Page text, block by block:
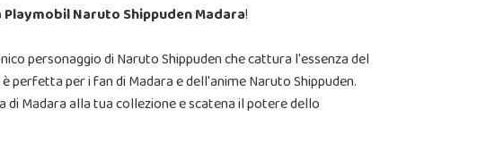
Naruto Shippuden Madara!
personaggio di Naruto Shippuden che cattura l'essenza del
per i fan di Madara e dell'anime Naruto Shippuden.
Madara alla tua collezione e scatena il potere dello